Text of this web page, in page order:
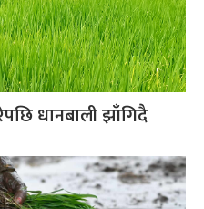
धानबाली झाँगिदै